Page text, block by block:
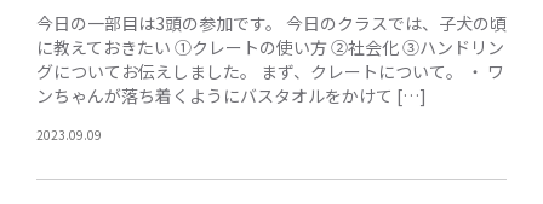
今日の一部目は3頭の参加です。 今日のクラスでは、子犬の頃
に教えておきたい ①クレートの使い方 ②社会化 ③ハンドリン
グについてお伝えしました。 まず、クレートについて。 ・ ワ
ンちゃんが落ち着くようにバスタオルをかけて […]
2023.09.09